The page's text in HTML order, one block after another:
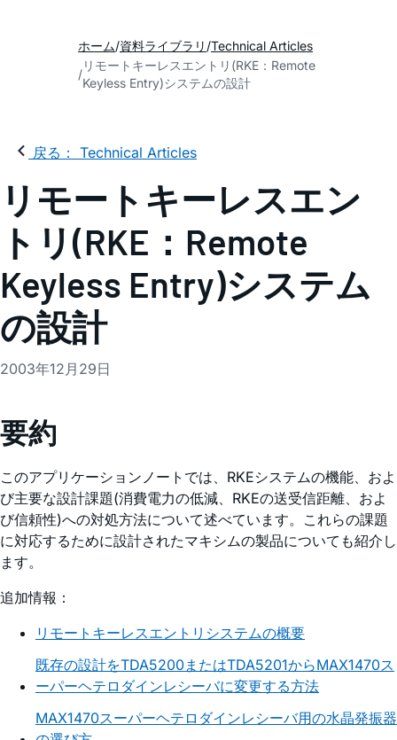
ホーム 資料ライブラリ Technical Articles
リモートキーレスエントリ(RKE：Remote
Keyless Entry)システムの設計
戻る： Technical Articles
リモートキーレスエン
トリ(RKE：Remote
Keyless Entry)システム
の設計
2003年12月29日
要約
このアプリケーションノートでは、RKEシステムの機能、およ
び主要な設計課題(消費電力の低減、RKEの送受信距離、およ
び信頼性)への対処方法について述べています。これらの課題
に対応するために設計されたマキシムの製品についても紹介し
ます。
追加情報：
リモートキーレスエントリシステムの概要
既存の設計をTDA5200またはTDA5201からMAX1470ス
ーパーヘテロダインレシーバに変更する方法
MAX1470スーパーヘテロダインレシーバ用の水晶発振器